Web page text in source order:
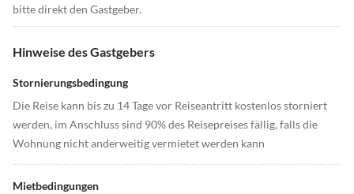
bitte direkt den Gastgeber.
Hinweise des Gastgebers
Stornierungsbedingung
Die Reise kann bis zu 14 Tage vor Reiseantritt kostenlos storniert
werden, im Anschluss sind 90% des Reisepreises fällig, falls die
Wohnung nicht anderweitig vermietet werden kann
Mietbedingungen